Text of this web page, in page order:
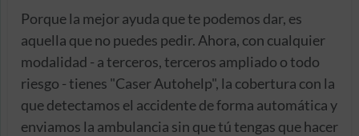
Porque la mejor ayuda que te podemos dar, es
aquella que no puedes pedir. Ahora, con cualquier
modalidad - a terceros, terceros ampliado o todo
riesgo - tienes "Caser Autohelp", la cobertura con la
que detectamos el accidente de forma automática y
enviamos la ambulancia sin que tú tengas que hacer